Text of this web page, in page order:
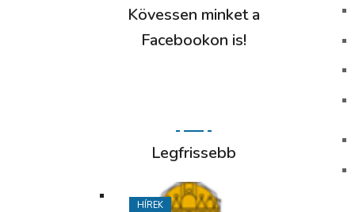
Kövessen minket a
Facebookon is!
Legfrissebb
HÍREK